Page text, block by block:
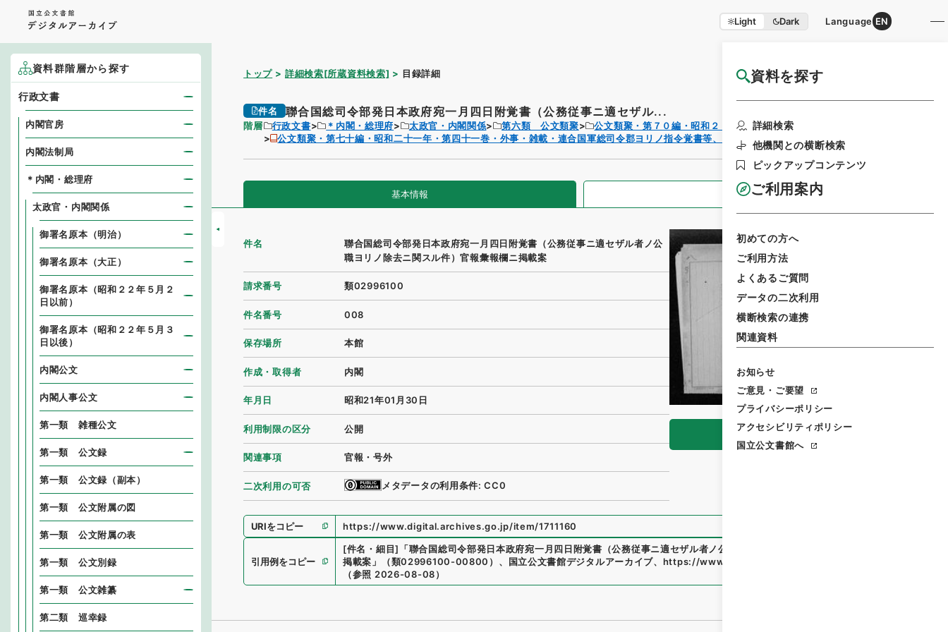
Light Dark Language EN
資料を探す
詳細検索
他機関との横断検索
ピックアップコンテンツ
ご利用案内
初めての方へ
ご利用方法
よくあるご質問
データの二次利用
横断検索の連携
関連資料
お知らせ
ご意見・ご要望
プライバシーポリシー
アクセシビリティポリシー
国立公文書館へ
トップ 詳細検索[所蔵資料検索] 目録詳細 国立公文書館HP利用案内
件名 聯合国総司令部発日本政府宛一月四日附覚書（公務従事ニ適セザル...
階層 行政文書 ＊内閣・総理府 太政官・内閣関係 第六類 公文類聚
公文類聚・第７０編・昭和２１年
公文類聚・第七十編・昭和二十一年・第四十一巻・外事・雑載・連合国軍総司令郡ヨリノ指令覚書等、軍事
基本情報 全ての情報
閲覧
件名
聯合国総司令部発日本政府宛一月四日附覚書（公務従事ニ適セザル者ノ公
職ヨリノ除去ニ関スル件）官報彙報欄ニ掲載案
請求番号 類02996100
件名番号 008
保存場所 本館
作成・取得者 内閣
年月日 昭和21年01月30日
利用制限の区分 公開
関連事項 官報・号外
二次利用の可否 メタデータの利用条件: CC0
URIをコピー https://www.digital.archives.go.jp/item/1711160
引用例をコピー
[件名・細目] 「聯合国総司令部発日本政府宛一月四日附覚書（公務従事ニ適セザル者ノ公職ヨリノ除去ニ関スル件）官報彙報欄ニ
掲載案 」 （類02996100-00800 ） 、 国立公文書館デジタルアーカイブ、 https://www.digital.archives.go.jp/item/1711160
（参照 2026-08-08）
資料群階層から探す
行政文書
内閣官房
内閣法制局
＊内閣・総理府
太政官・内閣関係
御署名原本（明治）
御署名原本（大正）
御署名原本（昭和２２年５月２
日以前）
御署名原本（昭和２２年５月３
日以後）
内閣公文
内閣人事公文
第一類 雑種公文
第一類 公文録
第一類 公文録（副本）
第一類 公文附属の図
第一類 公文附属の表
第一類 公文別録
第一類 公文雑纂
第二類 巡幸録